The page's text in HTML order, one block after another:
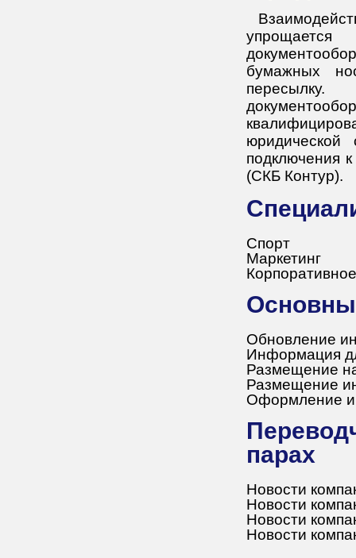
бумажных
юридической
подключения
(СКБ Контур).
Спорт
Маркетинг
Обновление
Информация
Размещение
Размещение
Оформление
Переводческая деятельность в языковых
парах
Новости
Новости
Новости
Новости